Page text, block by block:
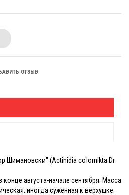
ОТЗЫВ
Шимановски" (Actinidia colomikta Dr
конце августа-начале сентября. Масса
иногда суженная к верхушке.